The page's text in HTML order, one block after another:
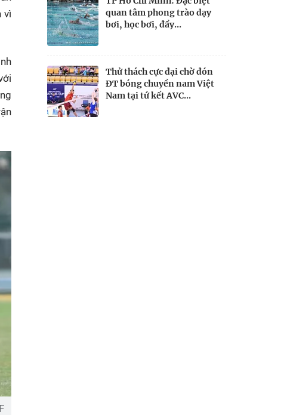
vì
quan tâm phong trào dạy
bơi, học bơi, đẩy...
Thử thách cực đại chờ đón
ĐT bóng chuyền nam Việt
Nam tại tứ kết AVC...